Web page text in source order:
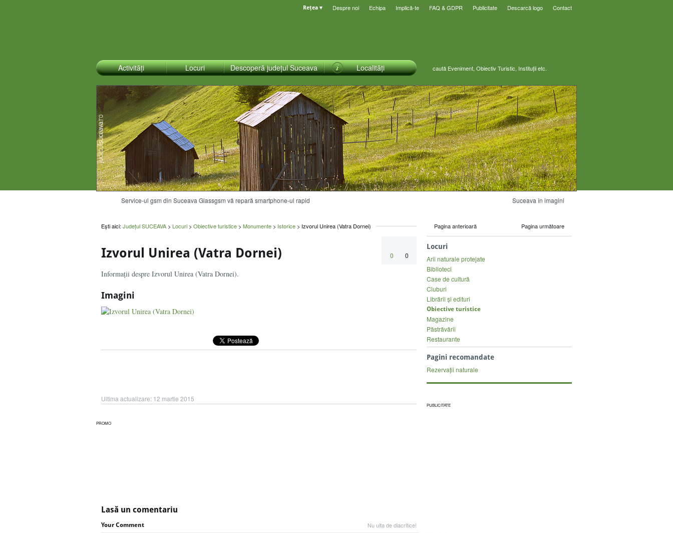
Activități Locuri Descoperă județul Suceava Localități
Despre noi Echipa Implică-te FAQ & GDPR Publicitate Descarcă logo Contact
Rețea ▾
Suceava în imagini
Service-ul gsm din Suceava Glassgsm vă repară smartphone-ul rapid
Ești aici: Județul SUCEAVA > Locuri > Obiective turistice > Monumente > Istorice > Izvorul Unirea (Vatra Dornei)
Izvorul Unirea (Vatra Dornei) 0 0
Informații despre Izvorul Unirea (Vatra Dornei).
Imagini
Ultima actualizare: 12 martie 2015
PROMO
Lasă un comentariu
Your Comment Nu uita de diacritice!
Pagina următoare
Pagina anterioară
Locuri
Arii naturale protejate
Biblioteci
Case de cultură
Cluburi
Librării și edituri
Obiective turistice
Magazine
Păstrăvării
Restaurante
Pagini recomandate
Rezervații naturale
PUBLICITATE